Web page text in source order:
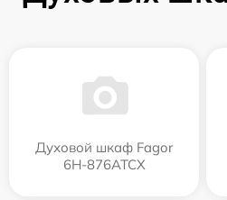
Духовой шкаф Fagor
6H-876ATCX